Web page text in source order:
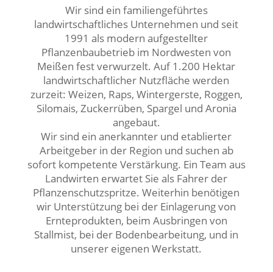
Wir sind ein familiengeführtes
landwirtschaftliches Unternehmen und seit
1991 als modern aufgestellter
Pflanzenbaubetrieb im Nordwesten von
Meißen fest verwurzelt. Auf 1.200 Hektar
landwirtschaftlicher Nutzfläche werden
zurzeit: Weizen, Raps, Wintergerste, Roggen,
Silomais, Zuckerrüben, Spargel und Aronia
angebaut.
Wir sind ein anerkannter und etablierter
Arbeitgeber in der Region und suchen ab
sofort kompetente Verstärkung. Ein Team aus
Landwirten erwartet Sie als Fahrer der
Pflanzenschutzspritze. Weiterhin benötigen
wir Unterstützung bei der Einlagerung von
Ernteprodukten, beim Ausbringen von
Stallmist, bei der Bodenbearbeitung, und in
unserer eigenen Werkstatt.